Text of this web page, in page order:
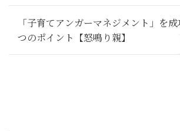
「子育てアンガーマネジメント」を
つのポイント【怒鳴り親】